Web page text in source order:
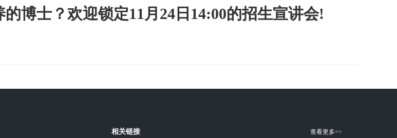
博士？欢迎锁定11月24日14:00的招生宣讲会!
相关链接 查看更多>>